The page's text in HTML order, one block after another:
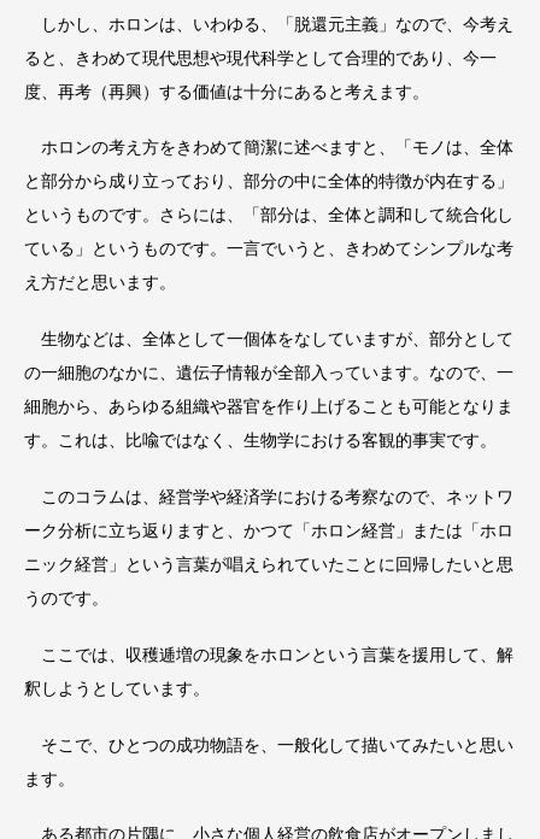
しかし、ホロンは、いわゆる、「脱還元主義」なので、今考え
ると、きわめて現代思想や現代科学として合理的であり、今一
度、再考（再興）する価値は十分にあると考えます。
ホロンの考え方をきわめて簡潔に述べますと、「モノは、全体
と部分から成り立っており、部分の中に全体的特徴が内在する」
というものです。さらには、「部分は、全体と調和して統合化し
ている」というものです。一言でいうと、きわめてシンプルな考
え方だと思います。
生物などは、全体として一個体をなしていますが、部分として
の一細胞のなかに、遺伝子情報が全部入っています。なので、一
細胞から、あらゆる組織や器官を作り上げることも可能となりま
す。これは、比喩ではなく、生物学における客観的事実です。
このコラムは、経営学や経済学における考察なので、ネットワ
ーク分析に立ち返りますと、かつて「ホロン経営」または「ホロ
ニック経営」という言葉が唱えられていたことに回帰したいと思
うのです。
ここでは、収穫逓増の現象をホロンという言葉を援用して、解
釈しようとしています。
そこで、ひとつの成功物語を、一般化して描いてみたいと思い
ます。
ある都市の片隅に、小さな個人経営の飲食店がオープンしまし